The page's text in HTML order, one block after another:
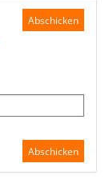
Abschicken
Abschicken